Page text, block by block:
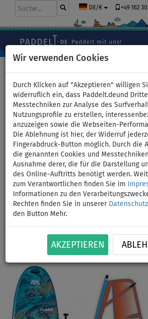
Wir verwenden Cookies
Durch Klicken auf "Akzeptieren" willigen
widerruflich ein, dass Paddelt.deund
Messtechniken zur Analyse des
Nutzungsprofile zu erstellen,
anzuzeigen sowie die Webseiten-
Die Ablehnung ist hier, der Widerruf
Fingerabdruck-Button möglich. Durch die
die genannten Cookies und
Ausnahme derer, die für die Darstellung
des Online-Auftritts benötigt werden.
zum Verantwortlichen finden Sie im
Informationen zu den
Rechten finden Sie in unserer
den Button Mehr.
AKZEPTIEREN
DE/€ +49 162
SUP AQUA MARINA
incl. Segel -
Stand Up Paddle
Windsurf-Option -
3,6qm
BIS BIS
SEGEL
Previous